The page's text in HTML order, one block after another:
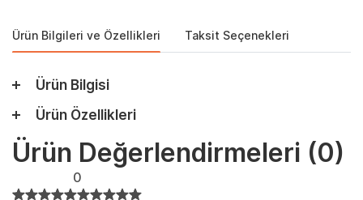
Ürün Bilgileri ve Özellikleri Taksit Seçenekleri
Ürün Bilgisi
Ürün Özellikleri
Ürün Değerlendirmeleri (0)
0